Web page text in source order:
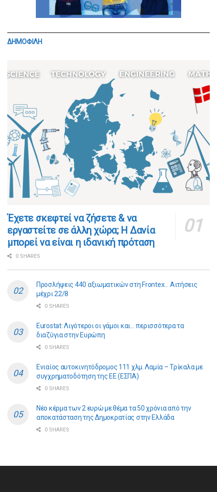
ΔΗΜΟΦΙΛΗ
​​Έχετε σκεφτεί να ζήσετε & να
εργαστείτε σε άλλη χώρα; Η Δανία
μπορεί να είναι η ιδανική πρόταση
0 SHARES
Προσλήψεις 440 αξιωματικών στη Frontex… Αιτήσεις
μέχρι 22/8
0 SHARES
Eurostat: Λιγότεροι οι γάμοι και… περισσότερα τα
διαζύγια στην Ευρώπη
0 SHARES
Ενιαίος αυτοκινητόδρομος 111 χλμ. Λαμία – Τρίκαλα με
συγχρηματοδότηση της ΕE (ΕΣΠΑ)
0 SHARES
Νέο κέρμα των 2 ευρώ με θέμα τα 50 χρόνια από την
αποκατάσταση της Δημοκρατίας στην Ελλάδα
0 SHARES